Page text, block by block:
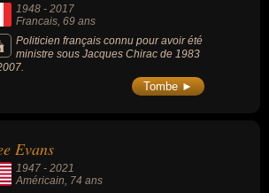
1948 - 2017
Francais , 69 ans
Politicien français connu pour avoir été
ministre sous Jacques Chirac de 1983
Tombe ►
Evans
1947 - 2021
Américain, 74 ans